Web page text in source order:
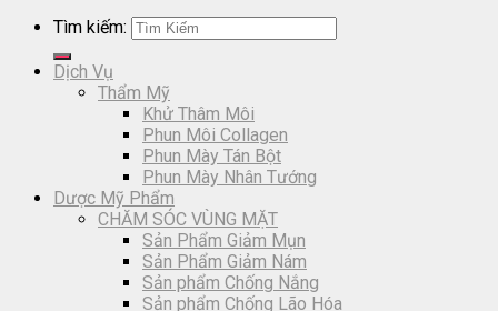
Tìm kiếm:
Dịch Vụ
Thẩm Mỹ
Khử Thâm Môi
Phun Môi Collagen
Phun Mày Tán Bột
Phun Mày Nhân Tướng
Dược Mỹ Phẩm
CHĂM SÓC VÙNG MẶT
Sản Phẩm Giảm Mụn
Sản Phẩm Giảm Nám
Sản phẩm Chống Nắng
Sản phẩm Chống Lão Hóa